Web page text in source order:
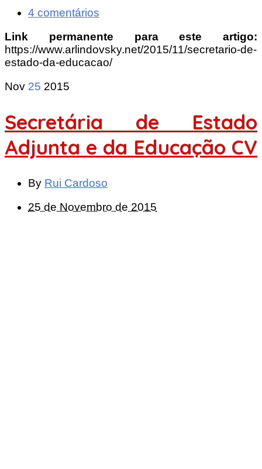
4 comentários
Link permanente para este artigo:
https://www.arlindovsky.net/2015/11/secretario-de-
estado-da-educacao/
Nov 25 2015
Secretária de Estado
Adjunta e da Educação CV
By Rui Cardoso
25 de Novembro de 2015